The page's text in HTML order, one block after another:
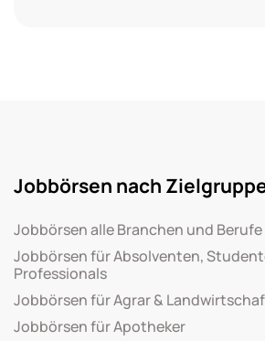
Jobbörsen nach
Jobbörsen alle Branchen und Berufe
Jobbörsen für Absolventen,
Professionals
Jobbörsen für Agrar &
Jobbörsen für Apotheker